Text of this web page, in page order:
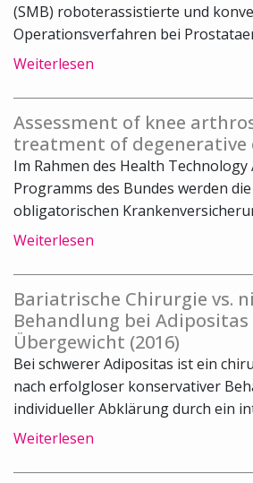
(SMB) roboterassistierte und
Operationsverfahren bei
Weiterlesen
Assessment of knee
treatment of degenerative
Im Rahmen des Health Technology
Programms des Bundes werden
obligatorischen
Weiterlesen
Bariatrische Chirurgie vs.
Behandlung bei Adipositas
Übergewicht (2016)
Bei schwerer Adipositas ist ein
nach erfolgloser konservativer
individueller Abklärung durch ein
Weiterlesen